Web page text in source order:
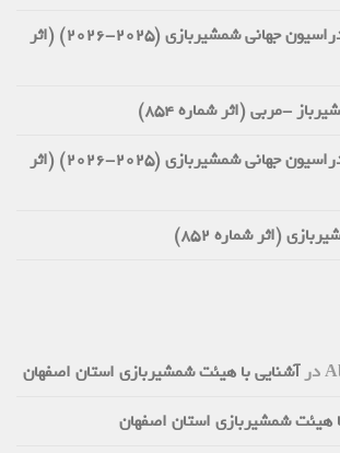
قوانین تکنیکی فدراسیون جهانی شمشیربازی (2025-2026) (اثر
-مربی (اثر شماره 854)
قوانین تکنیکی فدراسیون جهانی شمشیربازی (2025-2026) (اثر
(اثر شماره 852)
درآشنایی با هیئت شمشیربازی استان اصفهان
شمشیربازی استان اصفهان